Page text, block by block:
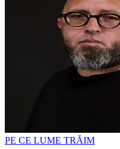
PE CE LUME TRĂIM